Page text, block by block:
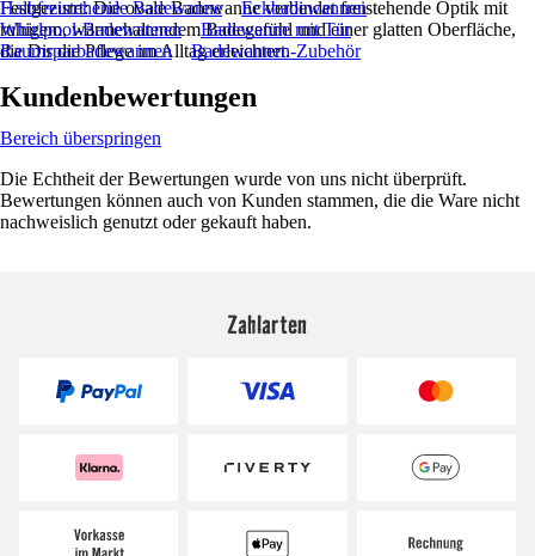
Festgezurrt: Die ovale Badewanne verbindet freistehende Optik mit
ruhigem, wärmehaltendem Badegefühl und einer glatten Oberfläche,
die Dir die Pflege im Alltag erleichtert.
Halbfreistehende Badewanne
Eckbadewannen
Whirlpool-Badewannen
Badewanne mit Tür
Raumsparbadewannen
Badewannen-Zubehör
Kundenbewertungen
Bereich überspringen
Die Echtheit der Bewertungen wurde von uns nicht überprüft.
Bewertungen können auch von Kunden stammen, die die Ware nicht
nachweislich genutzt oder gekauft haben.
Zahlarten